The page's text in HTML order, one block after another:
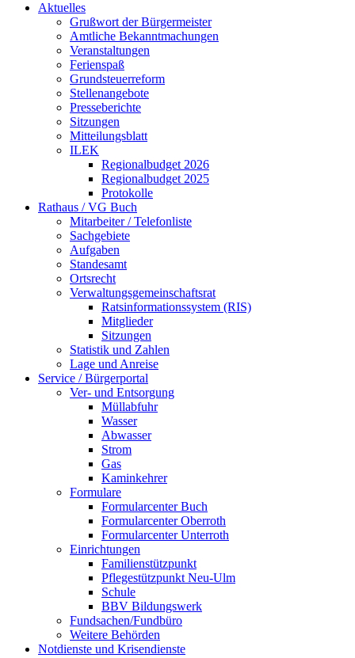
Aktuelles
Grußwort der Bürgermeister
Amtliche Bekanntmachungen
Veranstaltungen
Ferienspaß
Grundsteuerreform
Stellenangebote
Presseberichte
Sitzungen
Mitteilungsblatt
ILEK
Regionalbudget 2026
Regionalbudget 2025
Protokolle
Rathaus / VG Buch
Mitarbeiter / Telefonliste
Sachgebiete
Aufgaben
Standesamt
Ortsrecht
Verwaltungsgemeinschaftsrat
Ratsinformationssystem (RIS)
Mitglieder
Sitzungen
Statistik und Zahlen
Lage und Anreise
Service / Bürgerportal
Ver- und Entsorgung
Müllabfuhr
Wasser
Abwasser
Strom
Gas
Kaminkehrer
Formulare
Formularcenter Buch
Formularcenter Oberroth
Formularcenter Unterroth
Einrichtungen
Familienstützpunkt
Pflegestützpunkt Neu-Ulm
Schule
BBV Bildungswerk
Fundsachen/Fundbüro
Weitere Behörden
Notdienste und Krisendienste